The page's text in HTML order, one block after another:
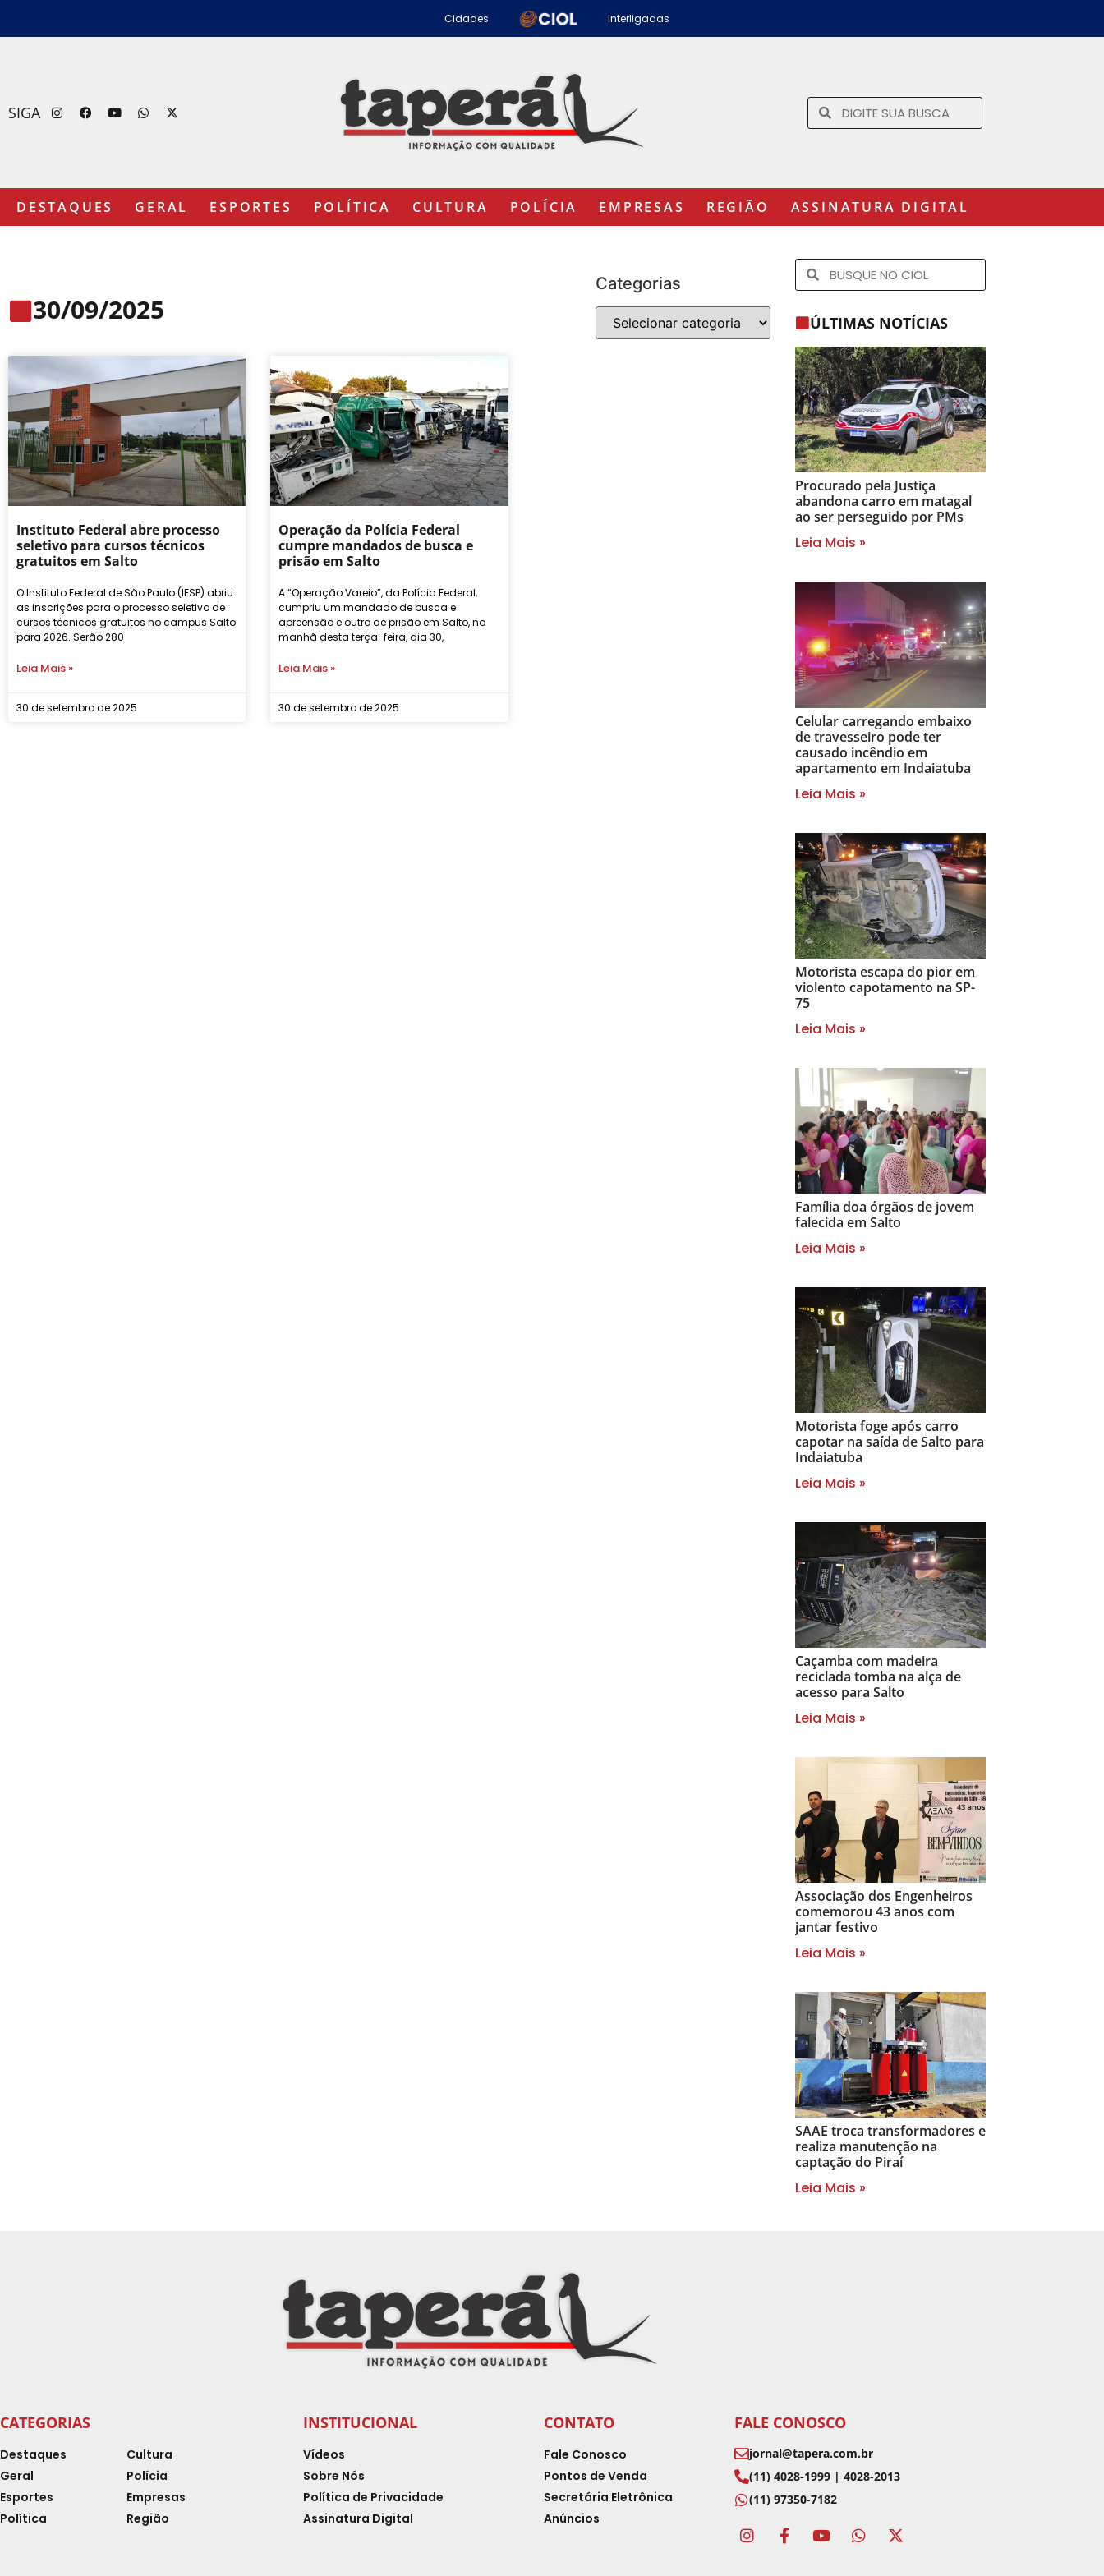
Cidades Interligadas
SIGA
DESTAQUES GERAL ESPORTES POLÍTICA CULTURA POLÍCIA EMPRESAS REGIÃO ASSINATURA DIGITAL
30/09/2025
Categorias
Instituto Federal abre processo
seletivo para cursos técnicos
gratuitos em Salto
O Instituto Federal de São Paulo (IFSP) abriu
as inscrições para o processo seletivo de
cursos técnicos gratuitos no campus Salto
para 2026. Serão 280
Leia Mais »
30 de setembro de 2025
Operação da Polícia Federal
cumpre mandados de busca e
prisão em Salto
A “Operação Vareio”, da Polícia Federal,
cumpriu um mandado de busca e
apreensão e outro de prisão em Salto, na
manhã desta terça-feira, dia 30,
Leia Mais »
30 de setembro de 2025
ÚLTIMAS NOTÍCIAS
Procurado pela Justiça
abandona carro em matagal
ao ser perseguido por PMs
Leia Mais »
Celular carregando embaixo
de travesseiro pode ter
causado incêndio em
apartamento em Indaiatuba
Leia Mais »
Motorista escapa do pior em
violento capotamento na SP-
75
Leia Mais »
Família doa órgãos de jovem
falecida em Salto
Leia Mais »
Motorista foge após carro
capotar na saída de Salto para
Indaiatuba
Leia Mais »
Caçamba com madeira
reciclada tomba na alça de
acesso para Salto
Leia Mais »
Associação dos Engenheiros
comemorou 43 anos com
jantar festivo
Leia Mais »
SAAE troca transformadores e
realiza manutenção na
captação do Piraí
Leia Mais »
CATEGORIAS
Destaques
Geral
Esportes
Política
Cultura
Polícia
Empresas
Região
INSTITUCIONAL
Vídeos
Sobre Nós
Política de Privacidade
Assinatura Digital
CONTATO
Fale Conosco
Pontos de Venda
Secretária Eletrônica
Anúncios
FALE CONOSCO
jornal@tapera.com.br
(11) 4028-1999 | 4028-2013
(11) 97350-7182